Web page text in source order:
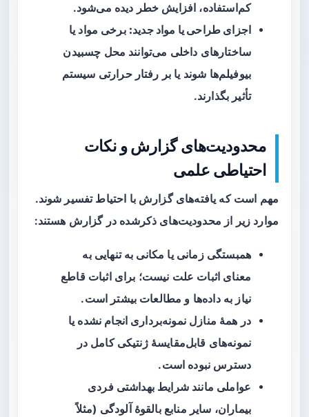
کم‌استفاده، افزایش خطر دیده می‌شود.
اجزای طراحی یا مواد جدید: برخی مواد یا
ساختارهای داخلی می‌توانند محل چسبیدن
بیوفیلم‌ها شوند یا بر رفتار حرارتی سیستم
تأثیر بگذارند.
محدودیت‌های گزارش و نکات
احتیاطی علمی
مهم است که یافته‌های گزارش با احتیاط تفسیر شوند.
موارد زیر از محدودیت‌های ذکرشده در گزارش هستند:
همبستگی زمانی یا مکانی به تنهایی به
معنای اثبات علت نیست؛ برای اثبات قاطع
نیاز به داده‌ها و مطالعات بیشتر است.
در همهٔ منازل نمونه‌برداری انجام نشده یا
نمونه‌های قابل‌مقایسهٔ ژنتیکی کامل در
دسترس نبوده است.
عواملی مانند شرایط بهداشتی فردی
بیماران، سایر منابع بالقوهٔ آلودگی (مثلاً